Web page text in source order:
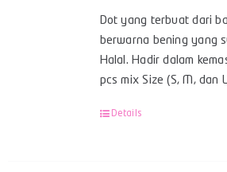
Dot yang terbuat dari
berwarna bening yang
Halal. Hadir dalam
pcs mix Size (S, M, dan
Details